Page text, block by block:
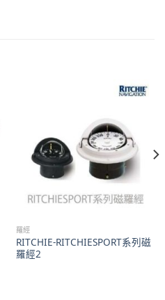
羅經
RITCHIE-RITCHIESPORT系列磁
羅經2